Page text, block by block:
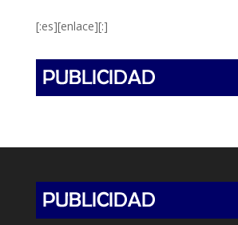
[:es][enlace][:]